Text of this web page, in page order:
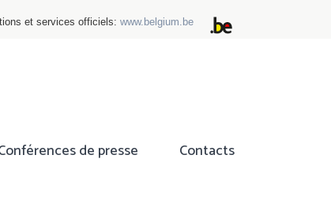
et services officiels: www.belgium.be
de presse Contacts